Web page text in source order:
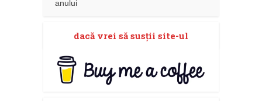
anului
dacă vrei să susţii site-ul